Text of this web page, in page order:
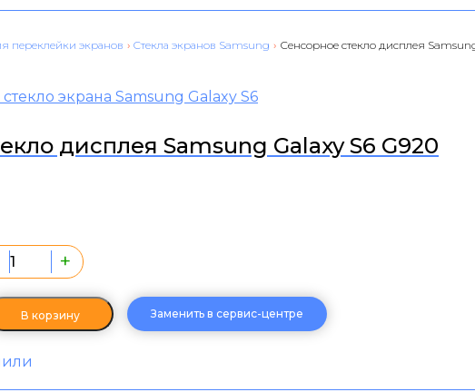
переклейки экранов › Cтекла экранов Samsung › Сенсорное стекло дисплея
дисплея Samsung Galaxy S6 G920
+
В корзину Заменить в сервис-центре